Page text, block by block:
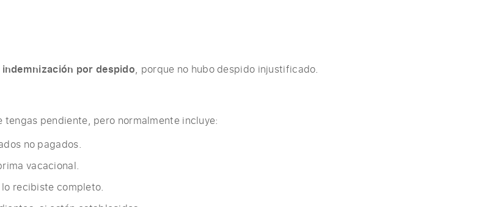
por despido, porque no hubo despido injustificado.
tengas pendiente, pero normalmente incluye:
no pagados.
vacacional.
lo recibiste completo.